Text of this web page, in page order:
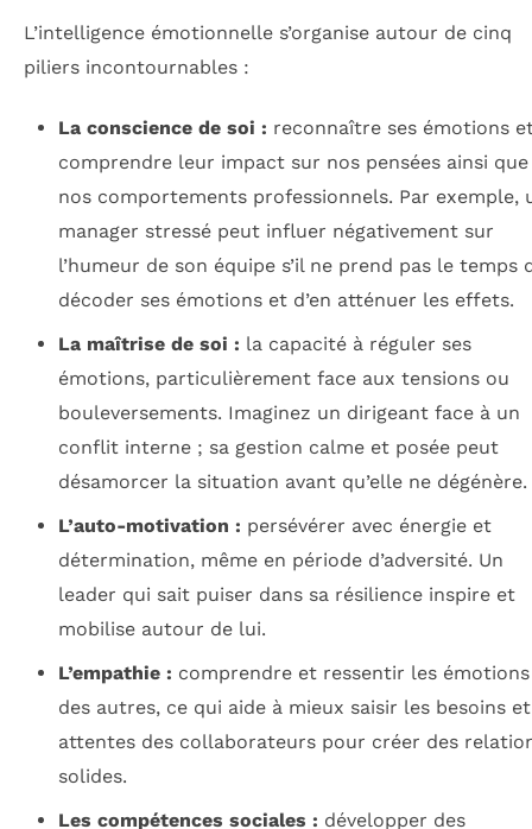
L’intelligence émotionnelle s’organise autour de cinq
piliers incontournables :
La conscience de soi : reconnaître ses émotions
comprendre leur impact sur nos pensées ainsi que
nos comportements professionnels. Par exemple,
manager stressé peut influer négativement sur
l’humeur de son équipe s’il ne prend pas le temps
décoder ses émotions et d’en atténuer les effets.
La maîtrise de soi : la capacité à réguler ses
émotions, particulièrement face aux tensions ou
bouleversements. Imaginez un dirigeant face à un
conflit interne ; sa gestion calme et posée peut
désamorcer la situation avant qu’elle ne dégénère.
L’auto-motivation : persévérer avec énergie et
détermination, même en période d’adversité. Un
leader qui sait puiser dans sa résilience inspire et
mobilise autour de lui.
L’empathie : comprendre et ressentir les émotions
des autres, ce qui aide à mieux saisir les besoins et
attentes des collaborateurs pour créer des
solides.
Les compétences sociales : développer des